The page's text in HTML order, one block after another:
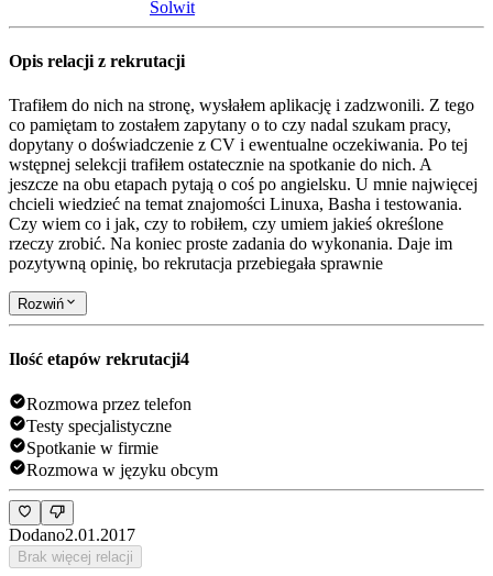
Solwit
Opis relacji z rekrutacji
Trafiłem do nich na stronę, wysłałem aplikację i zadzwonili. Z tego
co pamiętam to zostałem zapytany o to czy nadal szukam pracy,
dopytany o doświadczenie z CV i ewentualne oczekiwania. Po tej
wstępnej selekcji trafiłem ostatecznie na spotkanie do nich. A
jeszcze na obu etapach pytają o coś po angielsku. U mnie najwięcej
chcieli wiedzieć na temat znajomości Linuxa, Basha i testowania.
Czy wiem co i jak, czy to robiłem, czy umiem jakieś określone
rzeczy zrobić. Na koniec proste zadania do wykonania. Daje im
pozytywną opinię, bo rekrutacja przebiegała sprawnie
Rozwiń
Ilość etapów rekrutacji4
Rozmowa przez telefon
Testy specjalistyczne
Spotkanie w firmie
Rozmowa w języku obcym
Dodano2.01.2017
Brak więcej relacji